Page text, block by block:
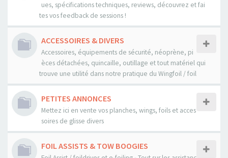
ues, spécifications techniques, reviews, découvrez et fai
tes vos feedback de sessions !
ACCESSOIRES & DIVERS
Accessoires, équipements de sécurité, néoprène, pi
èces détachées, quincaille, outillage et tout matériel qui
trouve une utilité dans notre pratique du Wingfoil / foil
PETITES ANNONCES
Mettez ici en vente vos planches, wings, foils et acces
soires de glisse divers
FOIL ASSISTS & TOW BOOGIES